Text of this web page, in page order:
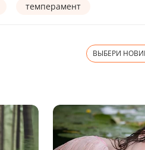
темперамент
ВЫБЕРИ